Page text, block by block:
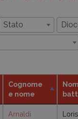
Stato
Cognome
e nome
Arnaldi
Loris